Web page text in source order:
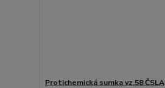
Protichemická sumka vz.58 ČSLA